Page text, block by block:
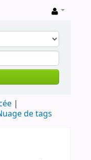
de tags